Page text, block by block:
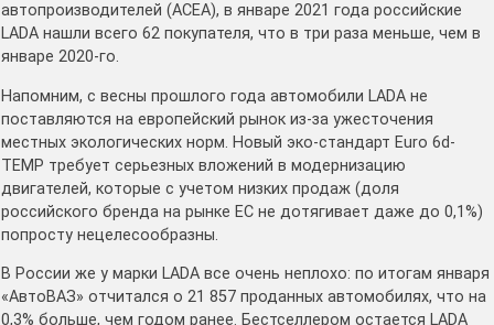
автопроизводителей (АСЕА), в январе 2021 года российские
LADA нашли всего 62 покупателя, что в три раза меньше, чем в
январе 2020-го.
Напомним, с весны прошлого года автомобили LADA не
поставляются на европейский рынок из-за ужесточения
местных экологических норм. Новый эко-стандарт Euro 6d-
TEMP требует серьезных вложений в модернизацию
двигателей, которые с учетом низких продаж (доля
российского бренда на рынке ЕС не дотягивает даже до 0,1%)
попросту нецелесообразны.
В России же у марки LADA все очень неплохо: по итогам января
«АвтоВАЗ» отчитался о 21 857 проданных автомобилях, что на
0,3% больше, чем годом ранее. Бестселлером остается LADA